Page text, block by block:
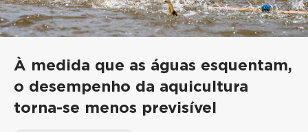
À medida que as águas esquentam,
o desempenho da aquicultura
torna-se menos previsível